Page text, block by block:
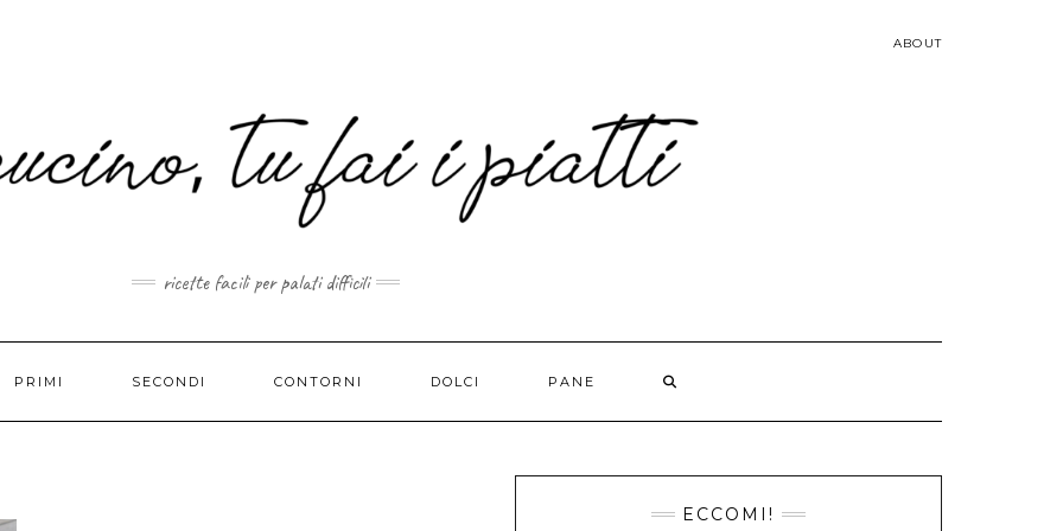
ABOUT
ricette facili per palati difficili
PRIMI SECONDI CONTORNI DOLCI PANE
ECCOMI!